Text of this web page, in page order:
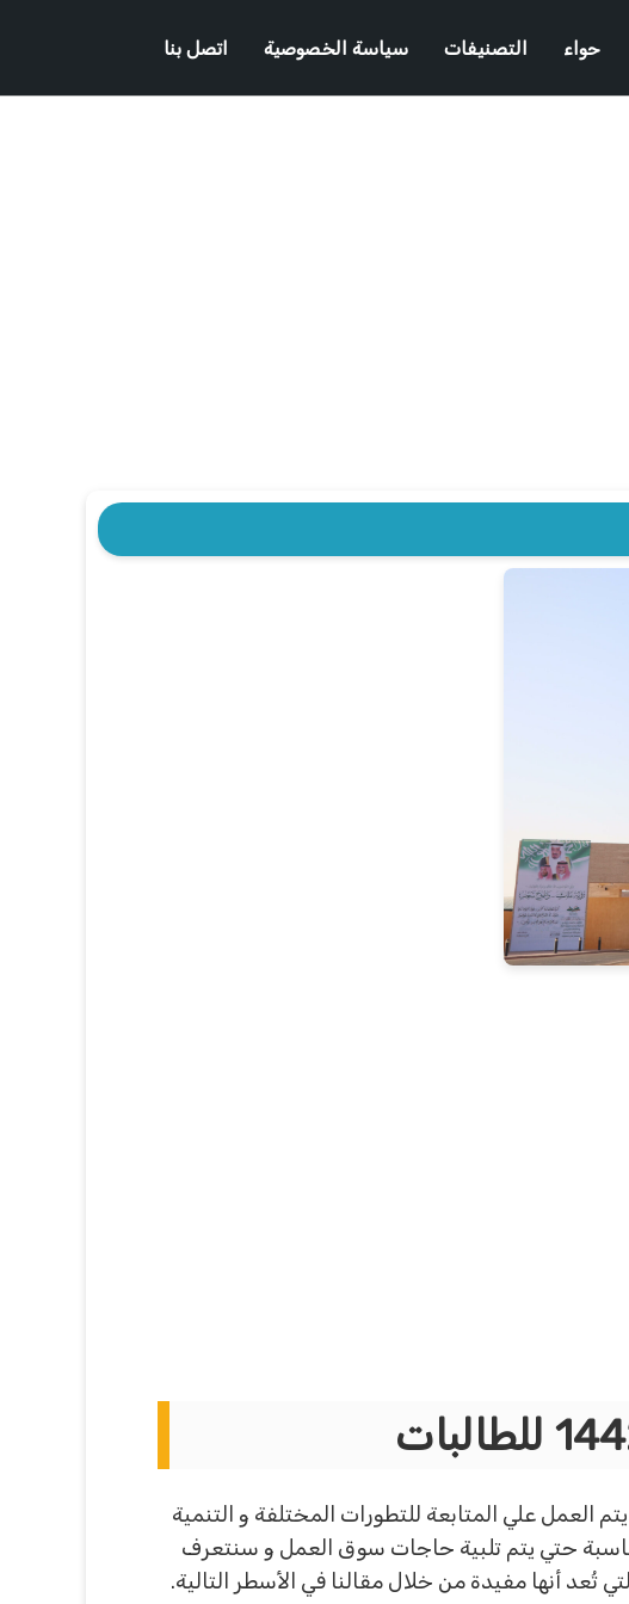
حواء التصنيفات سياسة الخصوصية اتصل بنا
علي المتابعة للتطورات المختلفة و التنمية
حتي يتم تلبية حاجات سوق العمل و سنتعرف
تُعد أنها مفيدة من خلال مقالنا في الأسطر التالية.